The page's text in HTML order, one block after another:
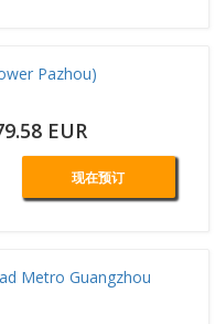
Pazhou)
EUR
现在预订
Metro Guangzhou